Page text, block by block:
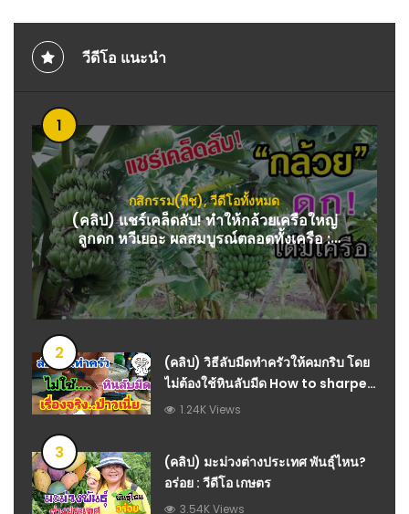
วีดีโอ แนะนำ
1
กสิกรรม(พืช),วีดีโอทั้งหมด
(คลิป) แชร์เคล็ดลับ! ทำให้กล้วยเครือใหญ่
ลูกดก หวีเยอะ ผลสมบูรณ์ตลอดทั้งเครือ :
วีดีโอ เกษตร
2
(คลิป) วิธีลับมีดทำครัวให้คมกริบ โดย
ไม่ต้องใช้หินลับมีด How to sharpen
a knife with a stone mortar
1.24K Views
3
(คลิป) มะม่วงต่างประเทศ พันธุ์ไหน?
อร่อย : วีดีโอ เกษตร
3.54K Views